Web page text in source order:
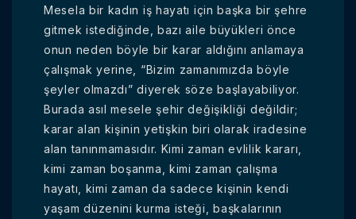
Mesela bir kadın iş hayatı için başka bir şehre
gitmek istediğinde, bazı aile büyükleri önce
onun neden böyle bir karar aldığını anlamaya
çalışmak yerine, “Bizim zamanımızda böyle
şeyler olmazdı” diyerek söze başlayabiliyor.
Burada asıl mesele şehir değişikliği değildir;
karar alan kişinin yetişkin biri olarak iradesine
alan tanınmamasıdır. Kimi zaman evlilik kararı,
kimi zaman boşanma, kimi zaman çalışma
hayatı, kimi zaman da sadece kişinin kendi
yaşam düzenini kurma isteği, başkalarının